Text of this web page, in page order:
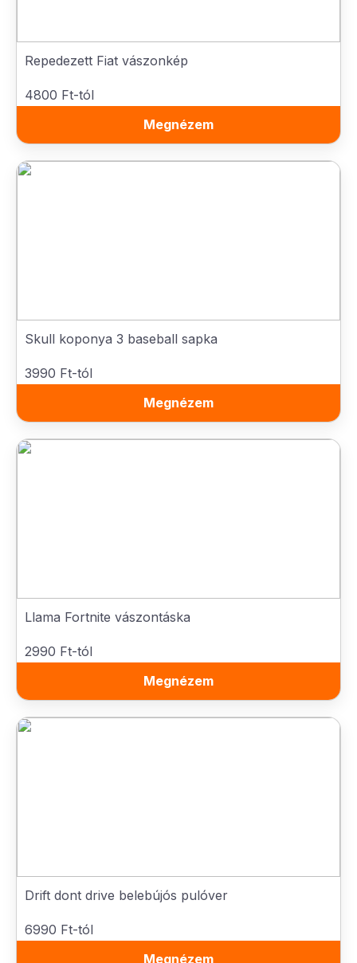
Repedezett Fiat vászonkép
4800 Ft-tól
Megnézem
Skull koponya 3 baseball sapka
3990 Ft-tól
Megnézem
Llama Fortnite vászontáska
2990 Ft-tól
Megnézem
Drift dont drive belebújós pulóver
6990 Ft-tól
Megnézem